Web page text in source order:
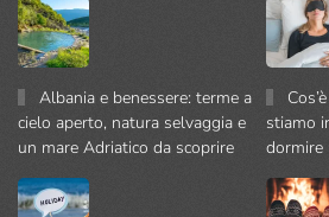
Albania e benessere: terme a
cielo aperto, natura selvaggia e
un mare Adriatico da scoprire
stiamo
dormire